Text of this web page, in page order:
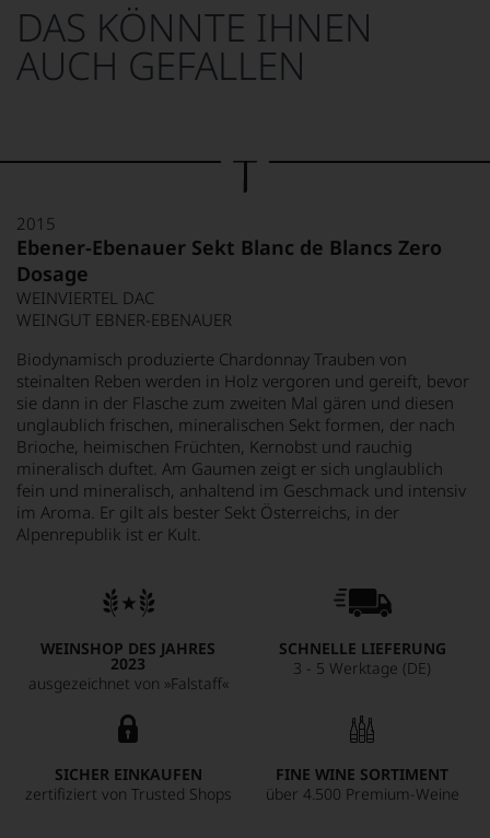
DAS KÖNNTE IHNEN
AUCH GEFALLEN
2015
Ebener-Ebenauer Sekt Blanc de Blancs Zero
Dosage
WEINVIERTEL DAC
WEINGUT EBNER-EBENAUER
Biodynamisch produzierte Chardonnay Trauben von
steinalten Reben werden in Holz vergoren und gereift, bevor
sie dann in der Flasche zum zweiten Mal gären und diesen
unglaublich frischen, mineralischen Sekt formen, der nach
Brioche, heimischen Früchten, Kernobst und rauchig
mineralisch duftet. Am Gaumen zeigt er sich unglaublich
fein und mineralisch, anhaltend im Geschmack und intensiv
im Aroma. Er gilt als bester Sekt Österreichs, in der
Alpenrepublik ist er Kult.
WEINSHOP DES JAHRES
2023
ausgezeichnet von »Falstaff«
SCHNELLE LIEFERUNG
3 - 5 Werktage (DE)
SICHER EINKAUFEN
zertifiziert von Trusted Shops
FINE WINE SORTIMENT
über 4.500 Premium-Weine